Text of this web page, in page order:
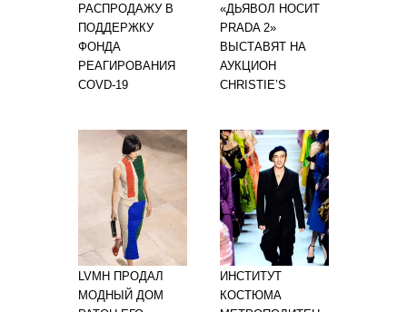
РАСПРОДАЖУ В
ПОДДЕРЖКУ
ФОНДА
РЕАГИРОВАНИЯ
COVD-19
«ДЬЯВОЛ НОСИТ
PRADA 2»
ВЫСТАВЯТ НА
АУКЦИОН
CHRISTIE’S
LVMH ПРОДАЛ
МОДНЫЙ ДОМ
ИНСТИТУТ
КОСТЮМА